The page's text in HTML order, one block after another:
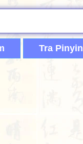
Tra Pinyin